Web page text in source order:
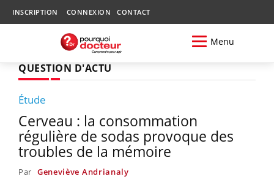
INSCRIPTION CONNEXION CONTACT
Menu
QUESTION D'ACTU
Étude
Cerveau : la consommation
régulière de sodas provoque des
troubles de la mémoire
Par Geneviève Andrianaly